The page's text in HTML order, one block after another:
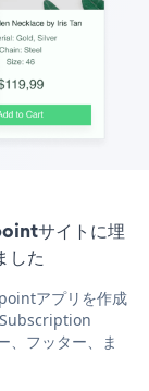
サイトに埋
した
アプリを作成
Subscription
、フッター、ま